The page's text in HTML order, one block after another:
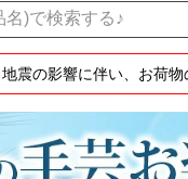
地震の影響に伴い、お荷